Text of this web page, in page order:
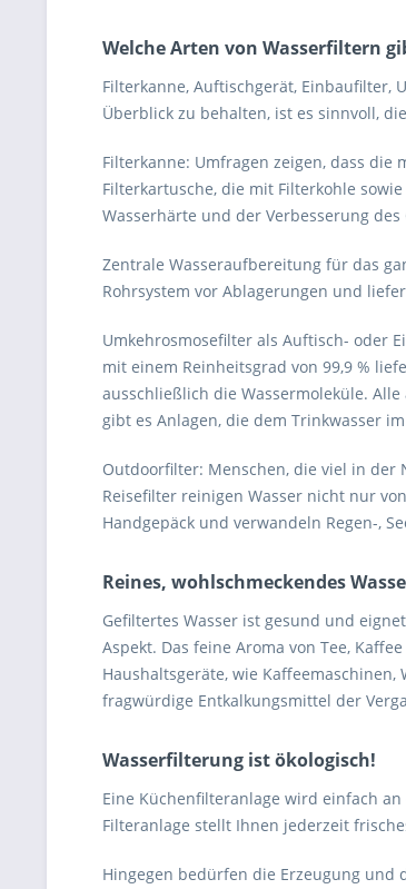
Welche Arten von Wasserfiltern
Filterkanne, Auftischgerät, Einbaufilter,
Überblick zu behalten, ist es sinnvoll,
Filterkanne: Umfragen zeigen, dass
Filterkartusche, die mit Filterkohle
Wasserhärte und der Verbesserung des
Zentrale Wasseraufbereitung für das
Rohrsystem vor Ablagerungen und
Umkehrosmosefilter als Auftisch- oder
mit einem Reinheitsgrad von 99,9 %
ausschließlich die Wassermoleküle.
gibt es Anlagen, die dem Trinkwasser
Outdoorfilter: Menschen, die viel in der
Reisefilter reinigen Wasser nicht nur
Handgepäck und verwandeln Regen-,
Reines, wohlschmeckendes
Gefiltertes Wasser ist gesund und
Aspekt. Das feine Aroma von Tee,
Haushaltsgeräte, wie
fragwürdige Entkalkungsmittel der
Wasserfilterung ist ökologisch!
Eine Küchenfilteranlage wird einfach
Filteranlage stellt Ihnen jederzeit
Hingegen bedürfen die Erzeugung und